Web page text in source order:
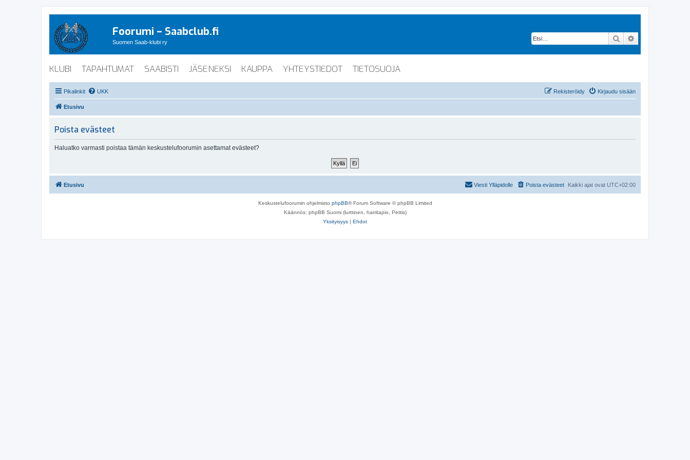
Foorumi – Saabclub.fi
Suomen Saab-klubi ry Etsi
KLUBI TAPAHTUMAT SAABISTI JÄSENEKSI KAUPPA YHTEYSTIEDOT TIETOSUOJA
Pikalinkit UKK Kirjaudu sisään
Rekisteröidy
Etusivu
Poista evästeet
Haluatko varmasti poistaa tämän keskustelufoorumin asettamat evästeet?
Etusivu Kaikki ajat ovat UTC+02:00
Poista evästeet
Viesti Ylläpidolle
Keskustelufoorumin ohjelmisto phpBB® Forum Software © phpBB Limited
Käännös: phpBB Suomi (lurttinen, harritapio, Pettis)
Yksityisyys | Ehdot